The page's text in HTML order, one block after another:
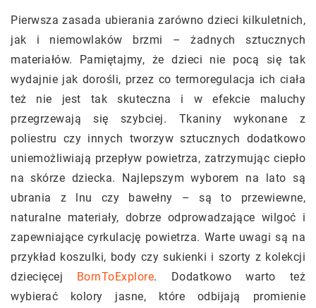
Pierwsza zasada ubierania zarówno dzieci kilkuletnich,
jak i niemowlaków brzmi – żadnych sztucznych
materiałów. Pamiętajmy, że dzieci nie pocą się tak
wydajnie jak dorośli, przez co termoregulacja ich ciała
też nie jest tak skuteczna i w efekcie maluchy
przegrzewają się szybciej. Tkaniny wykonane z
poliestru czy innych tworzyw sztucznych dodatkowo
uniemożliwiają przepływ powietrza, zatrzymując ciepło
na skórze dziecka. Najlepszym wyborem na lato są
ubrania z lnu czy bawełny – są to przewiewne,
naturalne materiały, dobrze odprowadzające wilgoć i
zapewniające cyrkulację powietrza. Warte uwagi są na
przykład koszulki, body czy sukienki i szorty z kolekcji
dziecięcej BornToExplore. Dodatkowo warto też
wybierać kolory jasne, które odbijają promienie